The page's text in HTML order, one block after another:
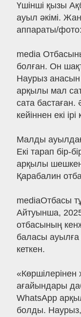
Үшінші қызы
ауыл әкімі.
аппараты/
media
болған. Он
Наурыз анасын
арқылы мал
сата бастаған.
кейіннен екі
Малды
Екі тарап бір-
арқылы
Қарабалин
mediaОтбасы
Айтуынша,
отбасының
баласы ауылға
кеткен.
ағайындары
WhatsApp
болды.